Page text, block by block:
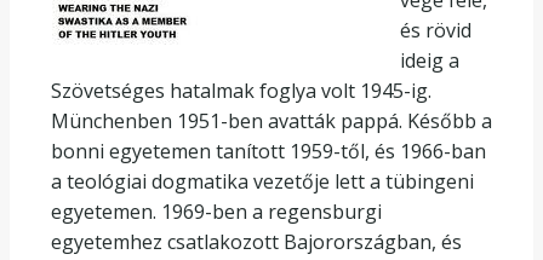
és rövid
ideig a
Szövetséges hatalmak foglya volt 1945-ig.
Münchenben 1951-ben avatták pappá. Később a
bonni egyetemen tanított 1959-től, és 1966-ban
a teológiai dogmatika vezetője lett a tübingeni
egyetemen. 1969-ben a regensburgi
egyetemhez csatlakozott Bajorországban, és